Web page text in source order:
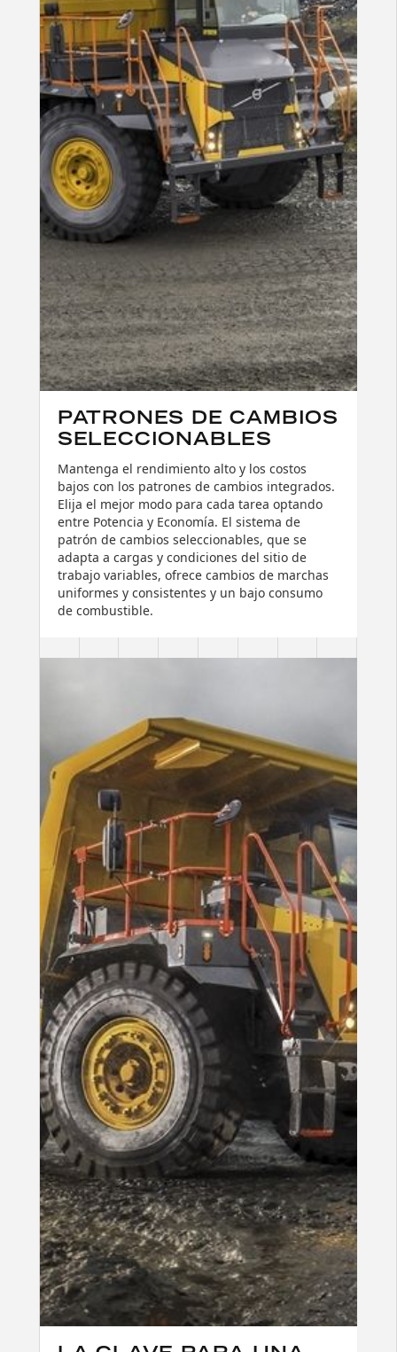
PATRONES DE CAMBIOS
SELECCIONABLES
Mantenga el rendimiento alto y los costos
bajos con los patrones de cambios integrados.
Elija el mejor modo para cada tarea optando
entre Potencia y Economía. El sistema de
patrón de cambios seleccionables, que se
adapta a cargas y condiciones del sitio de
trabajo variables, ofrece cambios de marchas
uniformes y consistentes y un bajo consumo
de combustible.